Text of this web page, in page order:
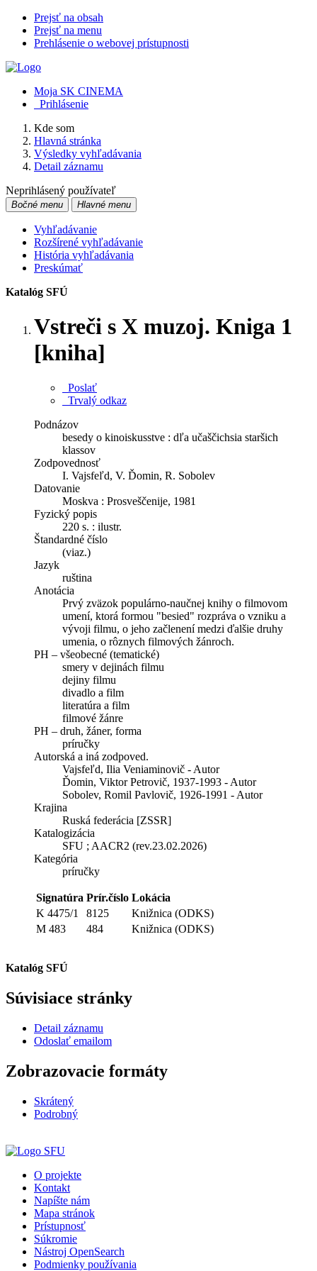
Prejsť na obsah
Prejsť na menu
Prehlásenie o webovej prístupnosti
Moja SK CINEMA
Prihlásenie
Kde som
Hlavná stránka
Výsledky vyhľadávania
Detail záznamu
Neprihlásený používateľ
Bočné menu Hlavné menu
Vyhľadávanie
Rozšírené vyhľadávanie
História vyhľadávania
Preskúmať
Katalóg SFÚ
Vstreči s X muzoj. Kniga 1
[kniha]
Poslať
Trvalý odkaz
Podnázov
besedy o kinoiskusstve : dľa učaščichsia staršich
klassov
Zodpovednosť
I. Vajsfeľd, V. Ďomin, R. Sobolev
Datovanie
Moskva : Prosveščenije, 1981
Fyzický popis
220 s. : ilustr.
Štandardné číslo
(viaz.)
Jazyk
ruština
Anotácia
Prvý zväzok populárno-naučnej knihy o filmovom
umení, ktorá formou "besied" rozpráva o vzniku a
vývoji filmu, o jeho začlenení medzi ďalšie druhy
umenia, o rôznych filmových žánroch.
PH – všeobecné (tematické)
smery v dejinách filmu
dejiny filmu
divadlo a film
literatúra a film
filmové žánre
PH – druh, žáner, forma
príručky
Autorská a iná zodpoved.
Vajsfeľd, Ilia Veniaminovič - Autor
Ďomin, Viktor Petrovič, 1937-1993 - Autor
Sobolev, Romil Pavlovič, 1926-1991 - Autor
Krajina
Ruská federácia [ZSSR]
Katalogizácia
SFU ; AACR2 (rev.23.02.2026)
Kategória
príručky
Signatúra Prír.číslo Lokácia
K 4475/1
8125
Knižnica (ODKS)
M 483
484 Knižnica (ODKS)
Katalóg SFÚ
Súvisiace stránky
Detail záznamu
Odoslať emailom
Zobrazovacie formáty
Skrátený
Podrobný
O projekte
Kontakt
Napíšte nám
Mapa stránok
Prístupnosť
Súkromie
Nástroj OpenSearch
Podmienky používania